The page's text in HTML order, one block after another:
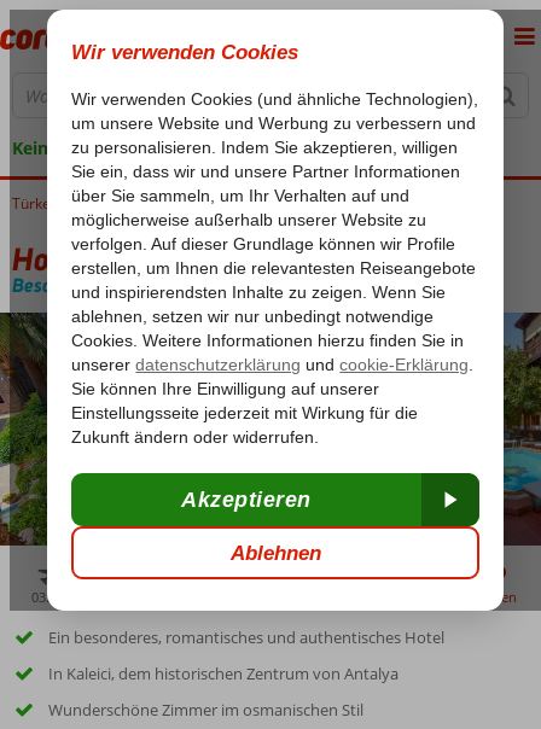
Keine versteckten Kosten
Home
Türkei Türkische Riviera Antalya Antalya-Zentrum Hotel Alp Pasa
Hotel Alp Pasa
Besondere Kategorie Frühstück- Hotel
03:45 merken
Ein besonderes, romantisches und authentisches Hotel
In Kaleici, dem historischen Zentrum von Antalya
Wunderschöne Zimmer im osmanischen Stil